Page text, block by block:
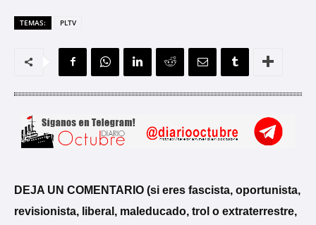
TEMAS: PLTV
DEJA UN COMENTARIO (si eres fascista, oportunista,
revisionista, liberal, maleducado, trol o extraterrestre,